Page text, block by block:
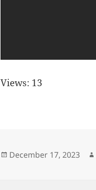
Views: 13
Posted
December 17, 2023